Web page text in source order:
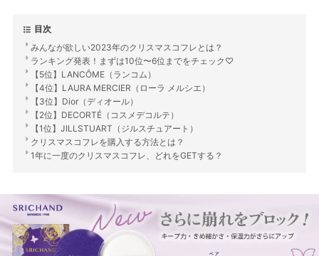
目次
みんなが欲しい2023年のクリスマスコフレとは？
ランキング発表！まずは10位〜6位までをチェック♡
【5位】LANCÔME（ランコム）
【4位】LAURA MERCIER（ローラ メルシエ）
【3位】Dior（ディオール）
【2位】DECORTÉ（コスメデコルテ）
【1位】JILLSTUART（ジルスチュアート）
クリスマスコフレを購入する方法とは？
1年に一度のクリスマスコフレ、どれをGETする？